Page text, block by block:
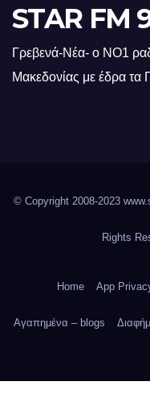
STAR FM
Γρεβενά-Νέα- ο ΝΟ1
Μακεδονίας με έδρα τα
© Copyright 2008-2023
Rights
Home App
Αγαπημένα – blogs